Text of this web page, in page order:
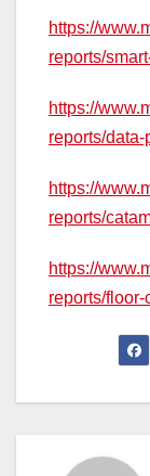
https://
reports/
https://
reports/
https://
reports/
https://
reports/